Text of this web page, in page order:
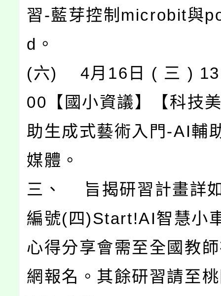
習-藍芽控制microbit與
d。
(六) 4月16日 ( 三 )
00【國小資議】【科技
助生成式藝術入門-AI輔
媒體。
三、 旨揭研習計畫詳
編號(四)Start!AI智慧小
心得分享會需至全國教
網報名。其餘研習請至